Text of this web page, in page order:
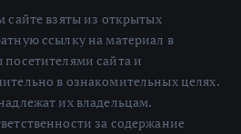
взяты из открытых
ссылку на материал в
сайта и
в ознакомительных целях.
их владельцам.
за содержание